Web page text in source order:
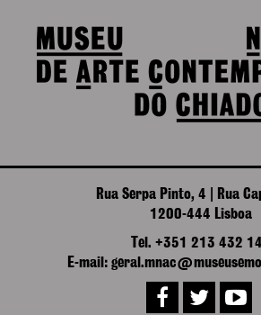
Rua Serpa Pinto, 4 | Rua
1200-444 Lisboa
Tel. +351 213 432
E-mail: